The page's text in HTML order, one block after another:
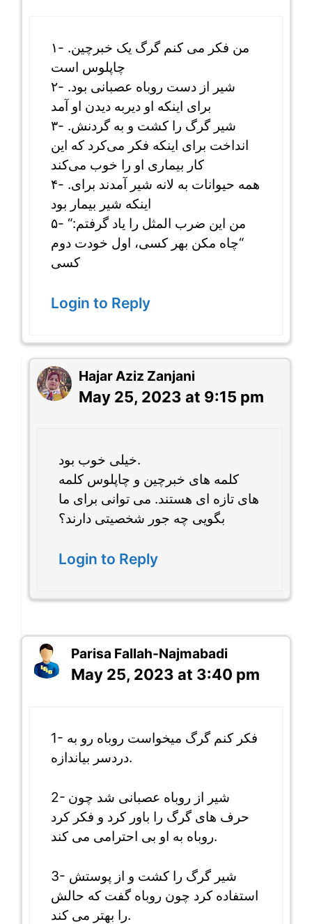
۱- .من فکر می کنم گرگ یک خبرچین
چاپلوس است
۲- .شیر از دست روباه عصبانی بود
برای اینکه او دیربه دیدن او آمد
۳- .شیر گرگ را کشت و به گردنش
انداخت برای اینکه فکر می‌کرد که این
کار بیماری او را خوب می‌کند
۴- .همه حیوانات به لانه شیر آمدند برای
اینکه شیر بیمار بود
۵- “من این ضرب المثل را یاد گرفتم:
“چاه مکن بهر کسی، اول خودت دوم
کسی
Login to Reply
Hajar Aziz Zanjani
May 25, 2023 at 9:15 pm
خیلی خوب بود.
کلمه های خبرچین و چاپلوس کلمه
های تازه ای هستند. می توانی برای ما
بگویی چه جور شخصیتی دارند؟
Login to Reply
Parisa Fallah-Najmabadi
May 25, 2023 at 3:40 pm
1- فکر کنم گرگ میخواست روباه رو به
دردسر بیاندازه.
2- شیر از روباه عصبانی شد چون
حرف های گرگ را باور کرد و فکر کرد
روباه به او بی احترامی می کند.
3- شیر گرگ را کشت و از پوستش
استفاده کرد چون روباه گفت که حالش
را بهتر می کند.